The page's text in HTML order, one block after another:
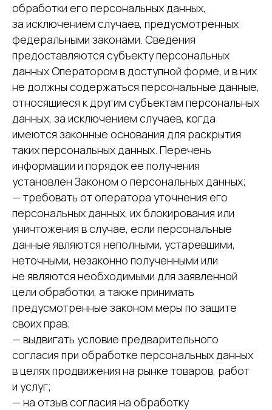
обработки его персональных данных,
за исключением случаев, предусмотренных
федеральными законами. Сведения
предоставляются субъекту персональных
данных Оператором в доступной форме, и в них
не должны содержаться персональные данные,
относящиеся к другим субъектам персональных
данных, за исключением случаев, когда
имеются законные основания для раскрытия
таких персональных данных. Перечень
информации и порядок ее получения
установлен Законом о персональных данных;
— требовать от оператора уточнения его
персональных данных, их блокирования или
уничтожения в случае, если персональные
данные являются неполными, устаревшими,
неточными, незаконно полученными или
не являются необходимыми для заявленной
цели обработки, а также принимать
предусмотренные законом меры по защите
своих прав;
— выдвигать условие предварительного
согласия при обработке персональных данных
в целях продвижения на рынке товаров, работ
и услуг;
— на отзыв согласия на обработку